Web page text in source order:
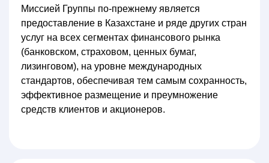
Миссией Группы по-прежнему является
предоставление в Казахстане и ряде других стран
услуг на всех сегментах финансового рынка
(банковском, страховом, ценных бумаг,
лизинговом), на уровне международных
стандартов, обеспечивая тем самым сохранность,
эффективное размещение и преумножение
средств клиентов и акционеров.